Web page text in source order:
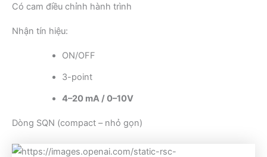
Có cam điều chỉnh hành trình
Nhận tín hiệu:
ON/OFF
3-point
4–20 mA / 0–10V
Dòng SQN (compact – nhỏ gọn)